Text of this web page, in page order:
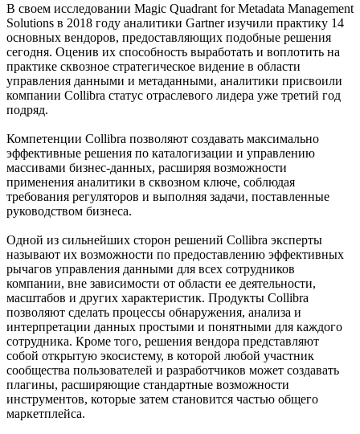
В своем исследовании Magic Quadrant for Metadata Management
Solutions в 2018 году аналитики Gartner изучили практику 14
основных вендоров, предоставляющих подобные решения
сегодня. Оценив их способность выработать и воплотить на
практике сквозное стратегическое видение в области
управления данными и метаданными, аналитики присвоили
компании Collibra статус отраслевого лидера уже третий год
подряд.
Компетенции Collibra позволяют создавать максимально
эффективные решения по каталогизации и управлению
массивами бизнес-данных, расширяя возможности
применения аналитики в сквозном ключе, соблюдая
требования регуляторов и выполняя задачи, поставленные
руководством бизнеса.
Одной из сильнейших сторон решений Collibra эксперты
называют их возможности по предоставлению эффективных
рычагов управления данными для всех сотрудников
компании, вне зависимости от области ее деятельности,
масштабов и других характеристик. Продукты Collibra
позволяют сделать процессы обнаружения, анализа и
интерпретации данных простыми и понятными для каждого
сотрудника. Кроме того, решения вендора представляют
собой открытую экосистему, в которой любой участник
сообщества пользователей и разработчиков может создавать
плагины, расширяющие стандартные возможности
инструментов, которые затем становится частью общего
маркетплейса.